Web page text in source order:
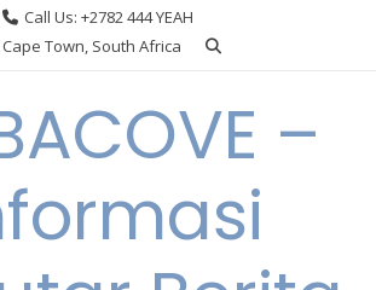
Call Us: +2782 444 YEAH
Cape Town, South Africa
–